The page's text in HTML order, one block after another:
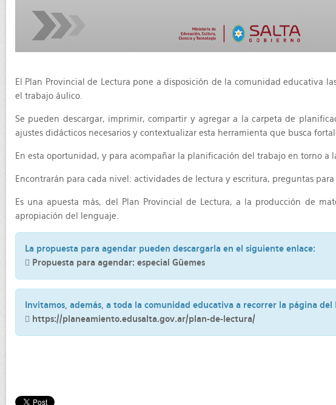
El Plan Provincial de Lectura pone a disposición de la comunidad educativa
el trabajo áulico.
Se pueden descargar, imprimir, compartir y agregar a la carpeta de
ajustes didácticos necesarios y contextualizar esta herramienta que busca
En esta oportunidad, y para acompañar la planificación del trabajo en torno a
Encontrarán para cada nivel: actividades de lectura y escritura, preguntas
Es una apuesta más, del Plan Provincial de Lectura, a la producción de
apropiación del lenguaje.
La propuesta para agendar pueden descargarla en el siguiente enlace:
Propuesta para agendar: especial Güemes
Invitamos, además, a toda la comunidad educativa a recorrer la página
https://planeamiento.edusalta.gov.ar/plan-de-lectura/